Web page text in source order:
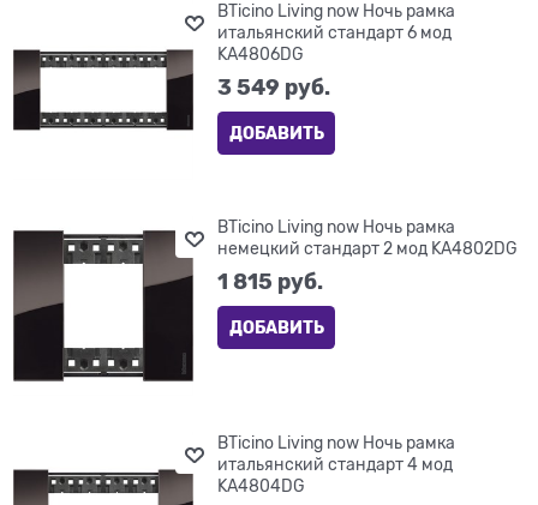
BTicino Living now Ночь рамка
итальянский стандарт 6 мод
KA4806DG
3 549 руб.
ДОБАВИТЬ
BTicino Living now Ночь рамка
немецкий стандарт 2 мод KA4802DG
1 815 руб.
ДОБАВИТЬ
BTicino Living now Ночь рамка
итальянский стандарт 4 мод
KA4804DG